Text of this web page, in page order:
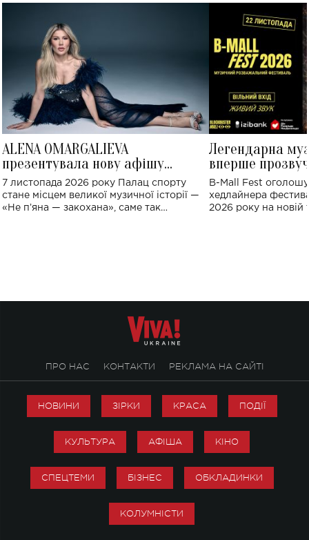
ALENA OMARGALIEVA
презентувала нову афішу
великого концерту в Палаці
спорту
7 листопада 2026 року Палац спорту
стане місцем великої музичної історії —
«Не пʼяна — закохана», саме так
Легендарна
вперше
Україні: де
B-Mall Fest
хедлайнера
2026 року на новій
ПРО НАС КОНТАКТИ РЕКЛАМА НА САЙТІ
НОВИНИ ЗІРКИ КРАСА ПОДІЇ
КУЛЬТУРА АФІША КІНО
СПЕЦТЕМИ БІЗНЕС ОБКЛАДИНКИ
КОЛУМНІСТИ